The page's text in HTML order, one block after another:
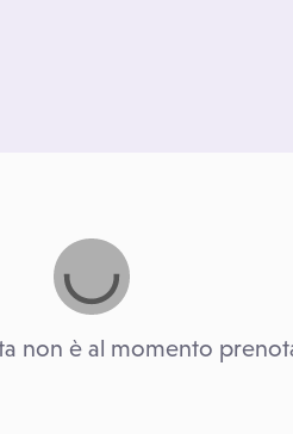
non è al momento